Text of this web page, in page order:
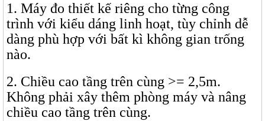
1. Máy đo thiết kế riêng cho từng công
trình với kiểu dáng linh hoạt, tùy chỉnh dễ
dàng phù hợp với bất kì không gian trống
nào.
2. Chiều cao tầng trên cùng >= 2,5m.
Không phải xây thêm phòng máy và nâng
chiều cao tầng trên cùng.